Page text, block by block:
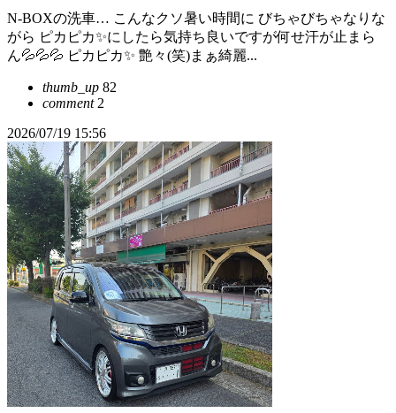
N-BOXの洗車… こんなクソ暑い時間に びちゃびちゃなりな
がら ピカピカ✨にしたら気持ち良いですが何せ汗が止まら
ん💦💦💦 ピカピカ✨ 艶々(笑)まぁ綺麗...
thumb_up 82
comment2
2026/07/19 15:56